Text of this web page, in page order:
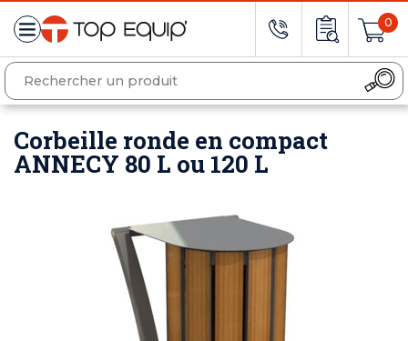
0
Corbeille ronde en compact
ANNECY 80 L ou 120 L